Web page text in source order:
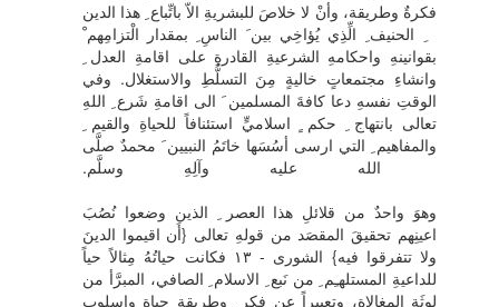
دور النشر
التواصل معنا
فكرةٌ وطريقة، وأنْ لا خلاصَ للبشريةِ الاّ باتِّباع ِ هذا الدين
ِ الحنيف ِ الِّذِي يُؤاخِي بين َ الناسِ ِ بمقدار الْتزامِهم ْ
بقوانينهِ واحكامهِ الشرعيةِ القادرةِ على اقامةِ العدل ِ
وانشاءِ مجتمعاتٍ خاليةٍ مِنَ التسلُّطِ والاستغلال. وفي
الوقتِ نفسهِ دعا كافةَ المسلمين َ الى اقامةِ شَرع ِ اللهِ
تعالى بانتهاج ِ حكم ٍ اسلاميٍّ استئنافاً للحياةِ والقيم ِ
والمفاهيم ِ التي ارسى أسُسَها خاتَمُ النبيين َ محمدٌ صلَّى
الله عليه وآلِهِ وسلَّم.
وهوَ واحدٌ من قلائلِ هذا العصر ِ الذين وضعوا نُصُبَ
اعينِهم تحقيقَ المقصَد من قولهِ تعالى {أَن اقيموا الدينَ
ولا تتفرقوا فيه} الشورى - ١٣ فكانت حياتُهُ مِثالاً حياً
للداعيةِ المستلهـِم ِ من نَبع ِ الاسلام ِ الصافي، المبرَّأ من
لوثَة المغالاةِ، وتعبيراً عن فكر ٍ وطريقةِ حياةٍ واسلوبٍ